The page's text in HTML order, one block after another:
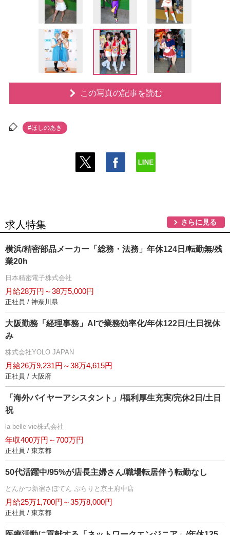
この写真の記事を読む
#ほしのあき
求人特集 さらに見る
横浜/精密部品メーカー「総務・法務」年休124日/転勤無/残
業20h
日本精密電子株式会社
月給28万円～38万5,000円
正社員 / 神奈川県
大阪勤務「経理事務」AIで業務効率化/年休122日/土日祝休
み
株式会社YOLO JAPAN
月給26万9,231円～38万4,615円
正社員 / 大阪府
「海外バイヤーアシスタント」/福利厚生充実/完休2日/土日
祝
la belle vie株式会社
年収400万円～700万円
正社員 / 東京都
50代活躍中/95%が店長主婦さん/職場転居伴う転勤なし
とんかつ新宿さぼてん ぷらりと京王府中店
月給25万1,700円～35万8,000円
正社員 / 東京都